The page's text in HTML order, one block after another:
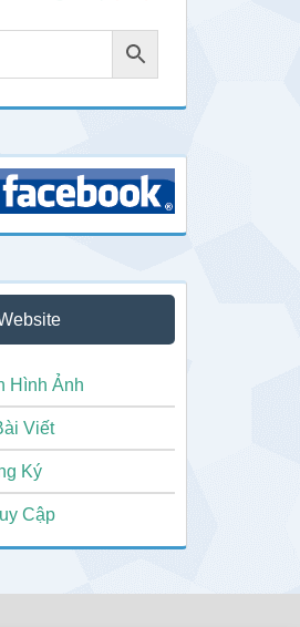
Hình Ảnh
Viết
Ký
Cập